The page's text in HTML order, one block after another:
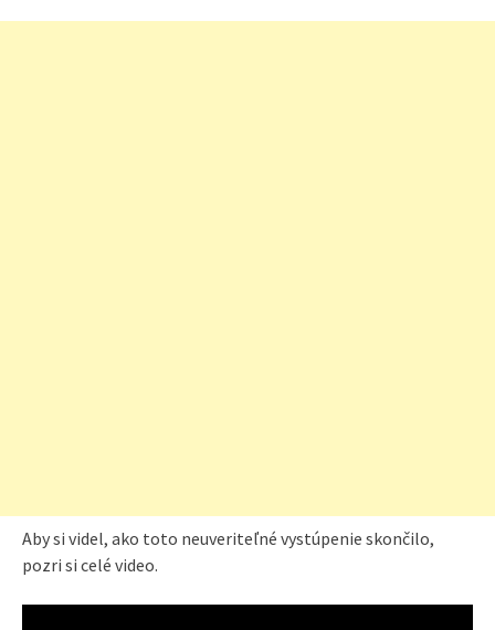
Aby si videl, ako toto neuveriteľné vystúpenie skončilo,
pozri si celé video.